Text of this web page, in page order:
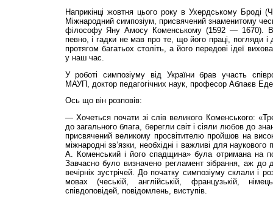
Наприкінці жовтня цього року в Ухердському Броді
Міжнародний симпозіум, присвячений знаменитому
філософу Яну Амосу Коменському (1592 — 1670).
певно, і гадки не мав про те, що його праці, погляди і
протягом багатьох століть, а його передові ідеї
у наш час.
У роботі симпозіуму від України брав участь
МАУП, доктор педагогічних наук, професор Аблаєв
Ось що він розповів:
— Хочеться почати зі слів великого Коменського:
до загального блага, берегли світ і сіяли любов до
присвячений великому просвітителю пройшов на
міжнародні зв’язки, необхідні і важливі для
А. Коменський і його спадщина» була отримана на
Завчасно було визначено регламент зібрання, аж до
вечірніх зустрічей. До початку симпозіуму склали і
мовах (чеській, англійській, французькій,
співдоповідей, повідомлень, виступів.